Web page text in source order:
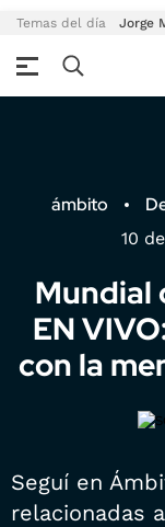
Temas del día Jorge
ámbito
10
Mundial
EN
con la
Seguí en
relacionadas